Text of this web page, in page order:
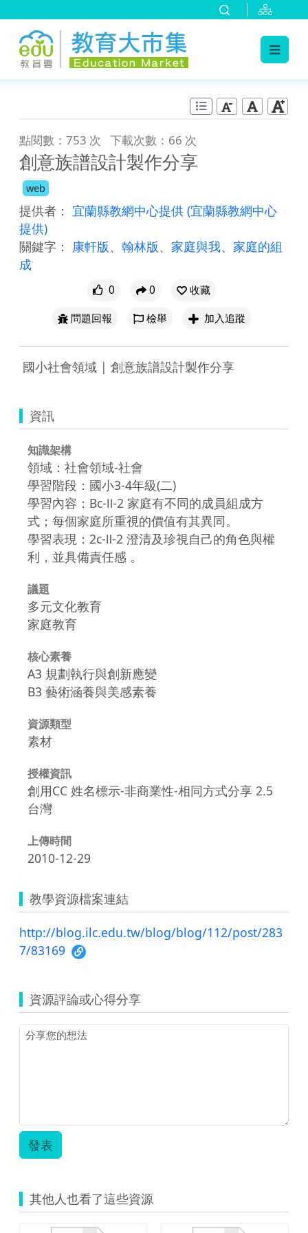
點閱數：753 次 下載次數：66 次
創意族譜設計製作分享
web
提供者： 宜蘭縣教網中心提供 (宜蘭縣教網中心
提供)
關鍵字：
康軒版、 翰林版、 家庭與我、 家庭的組
成
0 0
收藏
問題回報
檢舉 加入追蹤
國小社會領域 | 創意族譜設計製作分享
資訊
知識架構
領域：社會領域-社會
學習階段：國小3-4年級(二)
學習內容：Bc-Ⅱ-2 家庭有不同的成員組成方
式；每個家庭所重視的價值有其異同。
學習表現：2c-Ⅱ-2 澄清及珍視自己的角色與權
利，並具備責任感 。
議題
多元文化教育
家庭教育
核心素養
A3 規劃執行與創新應變
B3 藝術涵養與美感素養
資源類型
素材
授權資訊
創用CC 姓名標示-非商業性-相同方式分享 2.5
台灣
上傳時間
2010-12-29
教學資源檔案連結
http://blog.ilc.edu.tw/blog/blog/112/post/283
7/83169
資源評論或心得分享
發表
其他人也看了這些資源